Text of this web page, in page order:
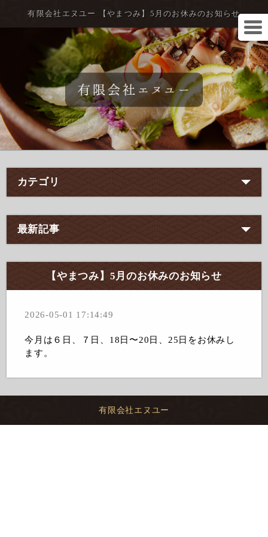
有限会社エヌユー 【やまつみ】5月のお休みのお知らせ
カテゴリ
最新記事
【やまつみ】5月のお休みのお知らせ
2026-05-01 17:14:49
今月は６日、７日、18日〜20日、25日をお休みし
ます。
有限会社エヌユー